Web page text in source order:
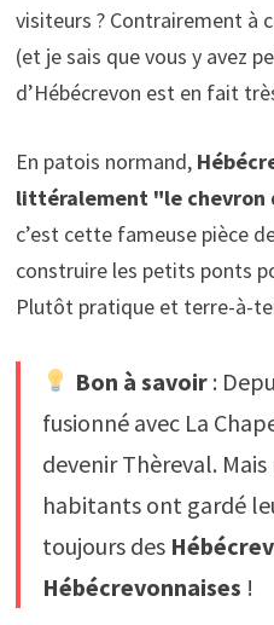
visiteurs ? Contrairement à
(et je sais que vous y avez
d’Hébécrevon est en fait
En patois normand,
littéralement "le chevron
c’est cette fameuse pièce
construire les petits ponts
Plutôt pratique et terre-à-
Bon à savoir:
fusionné avec La
devenir Thèreval.
habitants ont gardé
toujours des
Hébécrevonnaises !